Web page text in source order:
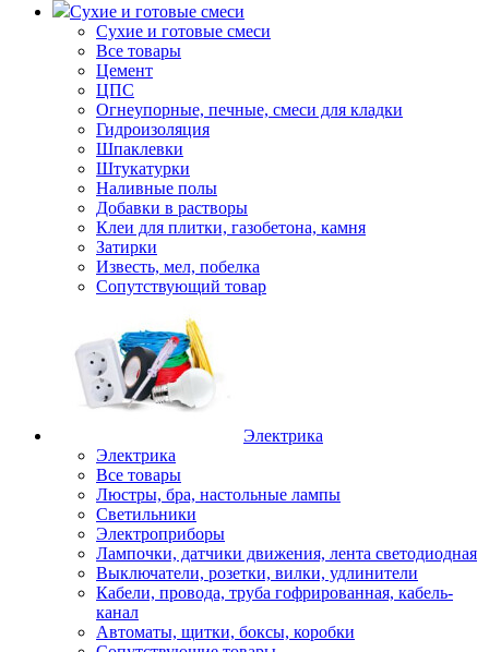
Сухие и готовые смеси
Сухие и готовые смеси
Все товары
Цемент
ЦПС
Огнеупорные, печные, смеси для кладки
Гидроизоляция
Шпаклевки
Штукатурки
Наливные полы
Добавки в растворы
Клеи для плитки, газобетона, камня
Затирки
Известь, мел, побелка
Сопутствующий товар
Электрика
Электрика
Все товары
Люстры, бра, настольные лампы
Светильники
Электроприборы
Лампочки, датчики движения, лента светодиодная
Выключатели, розетки, вилки, удлинители
Кабели, провода, труба гофрированная, кабель-
канал
Автоматы, щитки, боксы, коробки